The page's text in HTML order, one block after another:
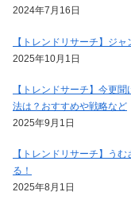
2024年7月16日
【トレンドリサーチ】ジ
2025年10月1日
【トレンドサーチ】今更
法は？おすすめや戦略など
2025年9月1日
【トレンドリサーチ】う
る！
2025年8月1日